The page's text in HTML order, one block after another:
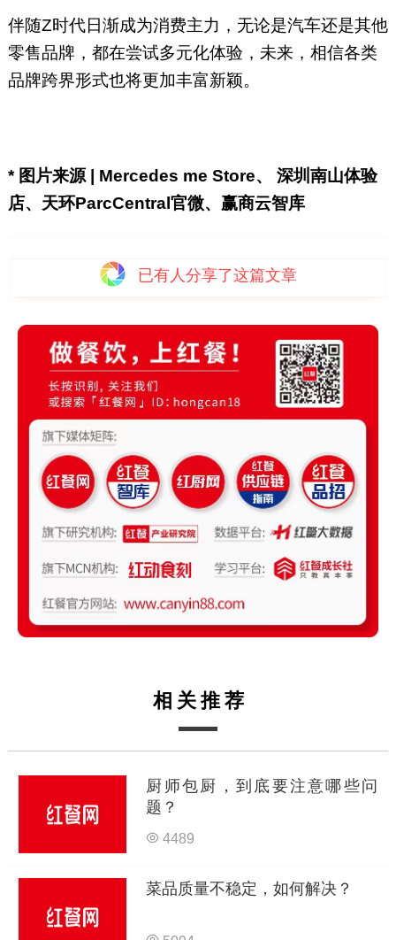
伴随Z时代日渐成为消费主力，无论是汽车还是其他
零售品牌，都在尝试多元化体验，未来，相信各类
品牌跨界形式也将更加丰富新颖。
* 图片来源 | Mercedes me Store、 深圳南山体验
店、天环ParcCentral官微、赢商云智库
已有 人分享了这篇文章
相关推荐
厨师包厨，到底要注意哪些问
题？
4489
菜品质量不稳定，如何解决？